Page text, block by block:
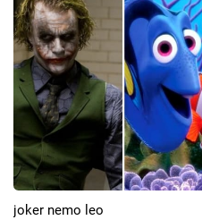
Seriály
Hry
Cool Esport
Pořady
TV Program
joker nemo leo